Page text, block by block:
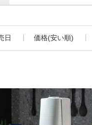
日 価格(安い順)